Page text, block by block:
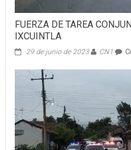
FUERZA DE TAREA
IXCUINTLA
29 de junio de 2023 CN1